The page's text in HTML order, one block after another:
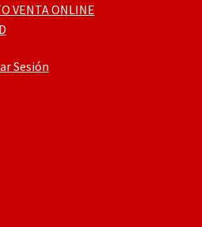
VENTA ONLINE
Sesión